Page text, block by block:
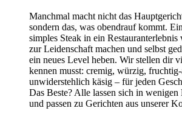
Manchmal macht nicht das
sondern das, was obendrauf kommt.
simples Steak in ein
zur Leidenschaft machen und selbst
ein neues Level heben. Wir stellen dir
kennen musst: cremig, würzig,
unwiderstehlich käsig – für jeden
Das Beste? Alle lassen sich in
und passen zu Gerichten aus unserer